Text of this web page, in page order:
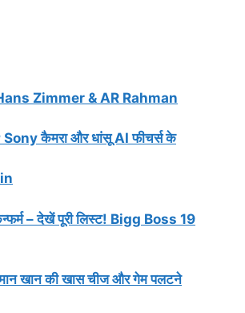
Zimmer & AR Rahman
कैमरा और धांसू AI फीचर्स के
– देखें पूरी लिस्ट! Bigg Boss 19
खान की खास चीज और गेम पलटने